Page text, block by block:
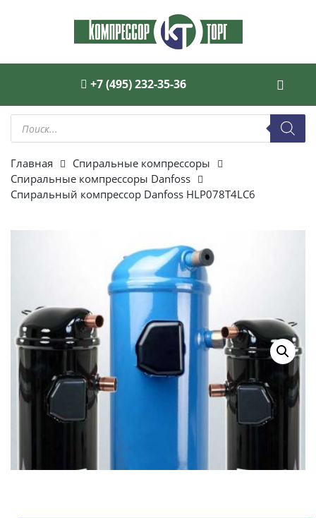
+7 (495) 232-35-36
Поиск
товаров
Главная
Спиральные компрессоры
Спиральные компрессоры Danfoss
Спиральный компрессор Danfoss HLP078T4LC6